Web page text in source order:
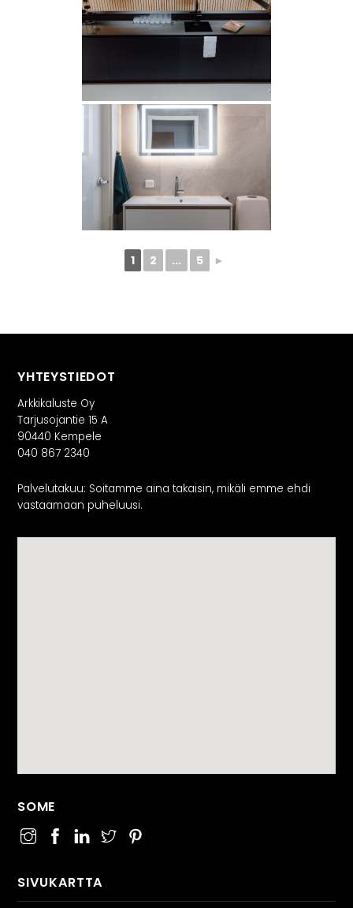
1 2 ... 5 ►
YHTEYSTIEDOT
Arkkikaluste Oy
Tarjusojantie 15 A
90440 Kempele
040 867 2340
Palvelutakuu: Soitamme aina takaisin, mikäli emme ehdi
vastaamaan puheluusi.
SOME
SIVUKARTTA